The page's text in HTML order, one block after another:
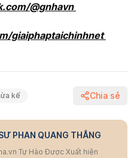
@gnhavn
giaiphaptaichinhnet
kế Chia sẻ
PHAN QUANG THẮNG
Tự Hào Được Xuất hiện